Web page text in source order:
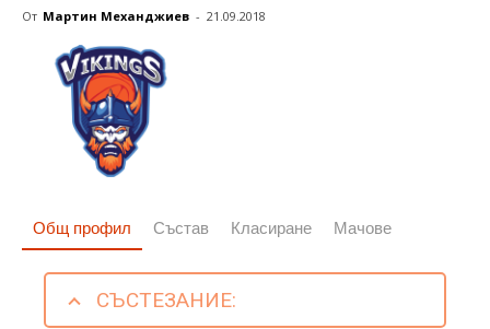
От Мартин Механджиев - 21.09.2018
Общ профил Състав Класиране Мачове
СЪСТЕЗАНИЕ: